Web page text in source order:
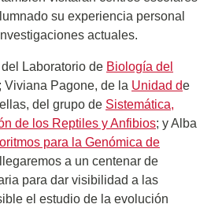
su experiencia personal
actuales.
Laboratorio de Biología del
; Viviana Pagone, de la Unidad de
del grupo de Sistemática,
de los Reptiles y Anfibios; y Alba
para la Genómica de
a un centenar de
para dar visibilidad a las
el estudio de la evolución